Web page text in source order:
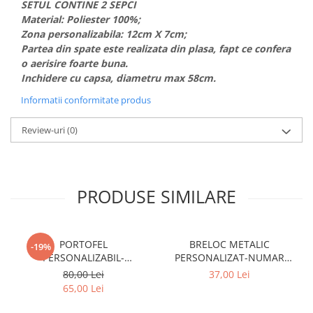
PAUL WALKER STICKER
PENTRU FETE
PRODUSE IN TRENDING
SETURI STICKERE
STICKERE CAPAC REZERVOR
STICKERE CRĂCIUN
STICKERE CU ANIMALE
STICKERE PENTRU CAPOTA
STICKERE PERSONALIZATE
STICKERE PRAGURI
STICKERE PRINTATE
SETUL CONTINE 2 SEPCI
Material: Poliester 100%;
Zona personalizabila: 12cm X 7cm;
Partea din spate este realizata din plasa, fapt ce confera
o aerisire foarte buna.
Inchidere cu capsa, diametru max 58cm.
Informatii conformitate produs
Review-uri(0)
PRODUSE SIMILARE
-19%
PORTOFEL
PERSONALIZABIL-
SIGLA/POZA , NR. AUTO/
TEXTUL TAU
80,00 Lei
65,00 Lei
BRELOC METALIC
PERSONALIZAT-NUMAR
AUTO
37,00 Lei